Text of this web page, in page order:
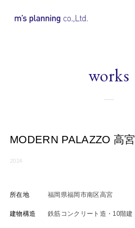
works
MODERN PALAZZO 高宮
2024
所在地 福岡県福岡市南区高宮
建物構造 鉄筋コンクリート造・10階建